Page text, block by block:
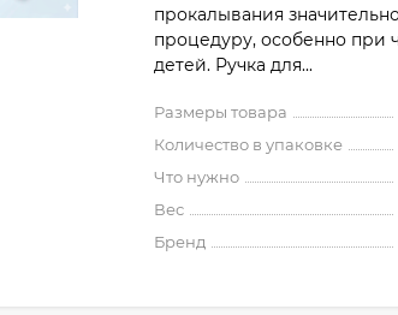
прокалывания
процедуру, особенно при
детей. Ручка для...
Размеры товара
Количество в упаковке
Что нужно
Вес
Бренд